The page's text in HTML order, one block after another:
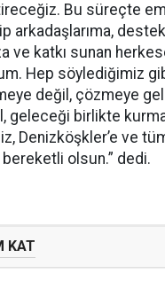
Bu süreçte
arkadaşlarıma,
ve katkı sunan
Hep söylediğimiz
değil, çözmeye
geleceği birlikte
Denizköşkler’e ve
bereketli olsun.” dedi.
KAT